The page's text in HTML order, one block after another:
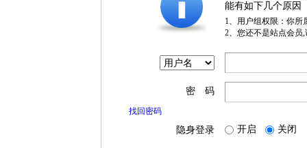
能有如下几个原因
1、用户组权限：你所
2、您还不是站点会员
密 码
找回密码
隐身登录 开启 关闭